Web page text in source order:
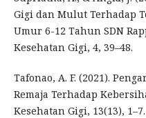
Gigi dan Mulut Terhadap
Umur 6-12 Tahun SDN
Kesehatan Gigi, 4, 39–48.
Tafonao, A. F. (2021).
Remaja Terhadap
Kesehatan Gigi, 13(13), 1–7.